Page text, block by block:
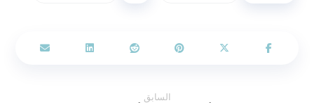
السابق